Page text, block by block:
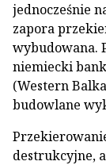
jednocześnie
zapora
wybudowana.
niemiecki
(Western
budowlane
destrukcyjne,